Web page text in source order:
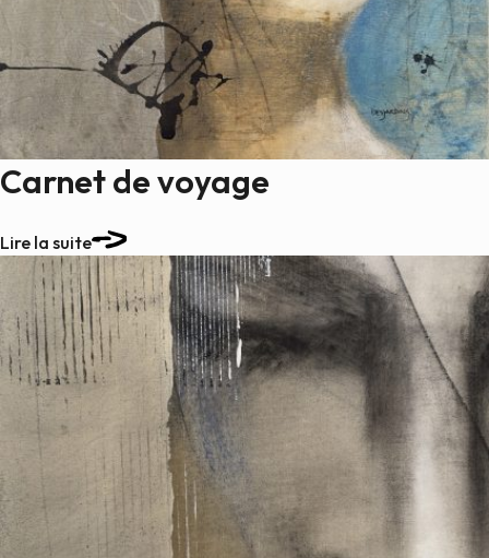
Carnet de voyage
Lire la suite